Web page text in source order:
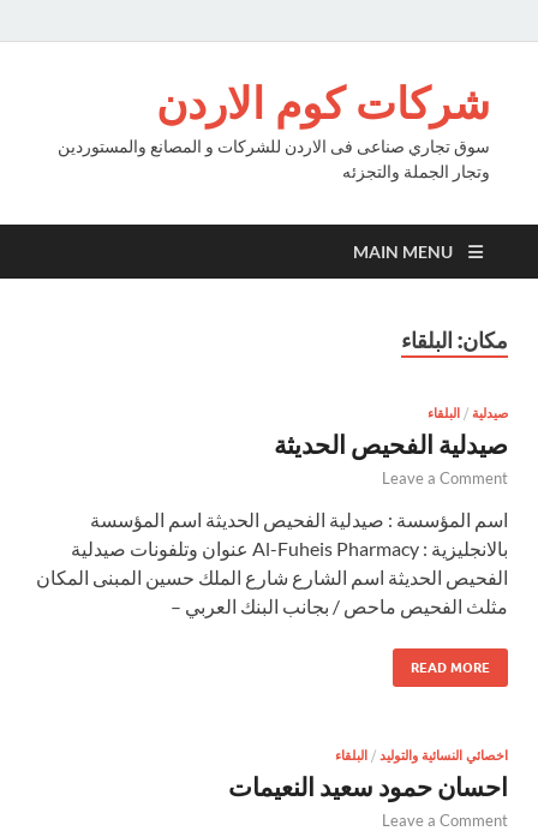
شركات كوم الاردن
سوق تجاري صناعى فى الاردن للشركات و المصانع والمستوردين
وتجار الجملة والتجزئه
MAIN MENU
مكان: البلقاء
صيدلية / البلقاء
صيدلية الفحيص الحديثة
Leave a Comment
اسم المؤسسة : صيدلية الفحيص الحديثة اسم المؤسسة
بالانجليزية : Al-Fuheis Pharmacy عنوان وتلفونات صيدلية
الفحيص الحديثة اسم الشارع شارع الملك حسين المبنى المكان
مثلث الفحيص ماحص / بجانب البنك العربي –
READ MORE
اخصائي النسائية والتوليد / البلقاء
احسان حمود سعيد النعيمات
Leave a Comment